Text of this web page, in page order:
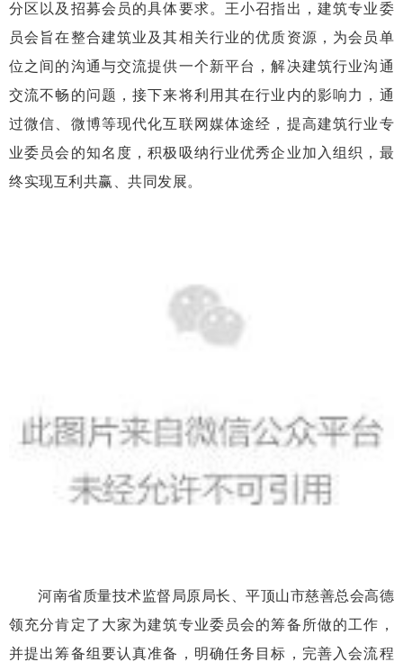
分区以及招募会员的具体要求。王小召指出，建筑专业委
员会旨在整合建筑业及其相关行业的优质资源，为会员单
位之间的沟通与交流提供一个新平台，解决建筑行业沟通
交流不畅的问题，接下来将利用其在行业内的影响力，通
过微信、微博等现代化互联网媒体途经，提高建筑行业专
业委员会的知名度，积极吸纳行业优秀企业加入组织，最
终实现互利共赢、共同发展。
河南省质量技术监督局原局长、平顶山市慈善总会高德
领充分肯定了大家为建筑专业委员会的筹备所做的工作，
并提出筹备组要认真准备，明确任务目标，完善入会流程